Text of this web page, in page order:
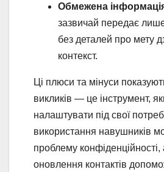
Обмежена
зазвичай передає
без деталей про мету
контекст.
Ці плюси та мінуси
викликів — це інструмент,
налаштувати під свої
використання навушників
проблему
оновлення контактів